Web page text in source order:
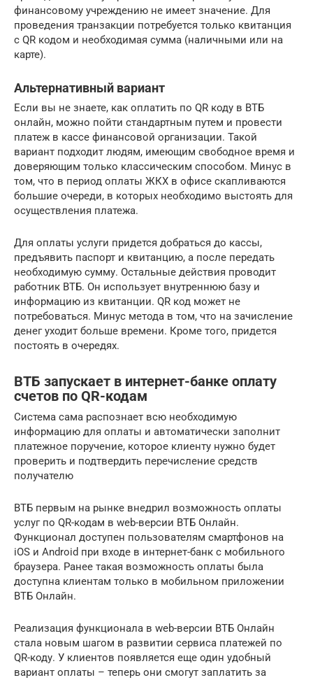
финансовому учреждению не имеет значение. Для
проведения транзакции потребуется только квитанция
с QR кодом и необходимая сумма (наличными или на
карте).
Альтернативный вариант
Если вы не знаете, как оплатить по QR коду в ВТБ
онлайн, можно пойти стандартным путем и провести
платеж в кассе финансовой организации. Такой
вариант подходит людям, имеющим свободное время и
доверяющим только классическим способом. Минус в
том, что в период оплаты ЖКХ в офисе скапливаются
большие очереди, в которых необходимо выстоять для
осуществления платежа.
Для оплаты услуги придется добраться до кассы,
предъявить паспорт и квитанцию, а после передать
необходимую сумму. Остальные действия проводит
работник ВТБ. Он использует внутреннюю базу и
информацию из квитанции. QR код может не
потребоваться. Минус метода в том, что на зачисление
денег уходит больше времени. Кроме того, придется
постоять в очередях.
ВТБ запускает в интернет-банке оплату
счетов по QR-кодам
Система сама распознает всю необходимую
информацию для оплаты и автоматически заполнит
платежное поручение, которое клиенту нужно будет
проверить и подтвердить перечисление средств
получателю
ВТБ первым на рынке внедрил возможность оплаты
услуг по QR-кодам в web-версии ВТБ Онлайн.
Функционал доступен пользователям смартфонов на
iOS и Android при входе в интернет-банк с мобильного
браузера. Ранее такая возможность оплаты была
доступна клиентам только в мобильном приложении
ВТБ Онлайн.
Реализация функционала в web-версии ВТБ Онлайн
стала новым шагом в развитии сервиса платежей по
QR-коду. У клиентов появляется еще один удобный
вариант оплаты – теперь они смогут заплатить за